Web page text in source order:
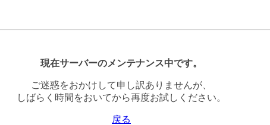
現在サーバーのメンテナンス中です。
ご迷惑をおかけして申し訳ありませんが、
しばらく時間をおいてから再度お試しください。
戻る